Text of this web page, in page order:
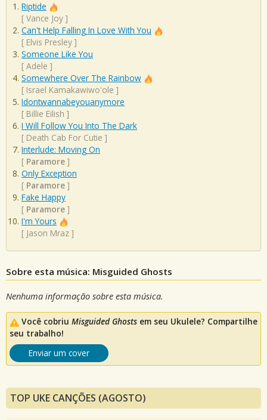
Riptide
[ Vance Joy ]
Can't Help Falling In Love With You
[ Elvis Presley ]
Someone Like You
[ Adele ]
Somewhere Over The Rainbow
[ Israel Kamakawiwo'ole ]
Idontwannabeyouanymore
[ Billie Eilish ]
I Will Follow You Into The Dark
[ Death Cab For Cutie ]
Interlude: Moving On
[ Paramore ]
Only Exception
[ Paramore ]
Fake Happy
[ Paramore ]
I'm Yours
[ Jason Mraz ]
Sobre esta música: Misguided Ghosts
Nenhuma informação sobre esta música.
Você cobriu Misguided Ghosts em seu Ukulele? Compartilhe
seu trabalho!
Enviar um cover
TOP UKE CANÇÕES (AGOSTO)